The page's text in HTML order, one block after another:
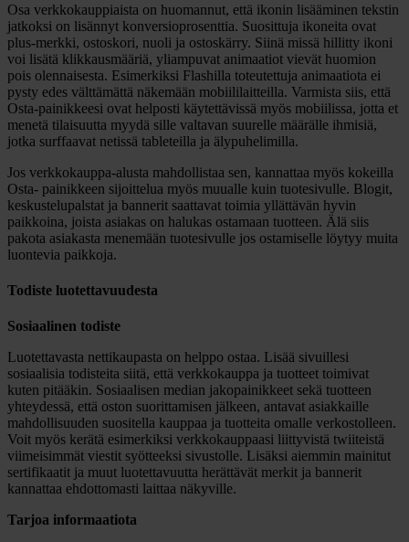
Osa verkkokauppiaista on huomannut, että ikonin lisääminen tekstin
jatkoksi on lisännyt konversioprosenttia. Suosittuja ikoneita ovat
plus-merkki, ostoskori, nuoli ja ostoskärry. Siinä missä hillitty ikoni
voi lisätä klikkausmääriä, yliampuvat animaatiot vievät huomion
pois olennaisesta. Esimerkiksi Flashilla toteutettuja animaatiota ei
pysty edes välttämättä näkemään mobiililaitteilla. Varmista siis, että
Osta-painikkeesi ovat helposti käytettävissä myös mobiilissa, jotta et
menetä tilaisuutta myydä sille valtavan suurelle määrälle ihmisiä,
jotka surffaavat netissä tableteilla ja älypuhelimilla.
Jos verkkokauppa-alusta mahdollistaa sen, kannattaa myös kokeilla
Osta- painikkeen sijoittelua myös muualle kuin tuotesivulle. Blogit,
keskustelupalstat ja bannerit saattavat toimia yllättävän hyvin
paikkoina, joista asiakas on halukas ostamaan tuotteen. Älä siis
pakota asiakasta menemään tuotesivulle jos ostamiselle löytyy muita
luontevia paikkoja.
Todiste luotettavuudesta
Sosiaalinen todiste
Luotettavasta nettikaupasta on helppo ostaa. Lisää sivuillesi
sosiaalisia todisteita siitä, että verkkokauppa ja tuotteet toimivat
kuten pitääkin. Sosiaalisen median jakopainikkeet sekä tuotteen
yhteydessä, että oston suorittamisen jälkeen, antavat asiakkaille
mahdollisuuden suositella kauppaa ja tuotteita omalle verkostolleen.
Voit myös kerätä esimerkiksi verkkokauppaasi liittyvistä twiiteistä
viimeisimmät viestit syötteeksi sivustolle. Lisäksi aiemmin mainitut
sertifikaatit ja muut luotettavuutta herättävät merkit ja bannerit
kannattaa ehdottomasti laittaa näkyville.
Tarjoa informaatiota